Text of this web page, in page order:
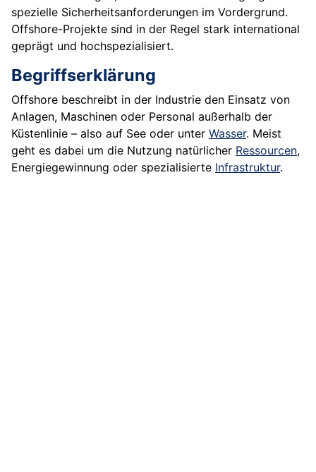
spezielle Sicherheitsanforderungen im Vordergrund.
Offshore-Projekte sind in der Regel stark international
geprägt und hochspezialisiert.
Begriffserklärung
Offshore beschreibt in der Industrie den Einsatz von
Anlagen, Maschinen oder Personal außerhalb der
Küstenlinie – also auf See oder unter Wasser. Meist
geht es dabei um die Nutzung natürlicher Ressourcen,
Energiegewinnung oder spezialisierte Infrastruktur.